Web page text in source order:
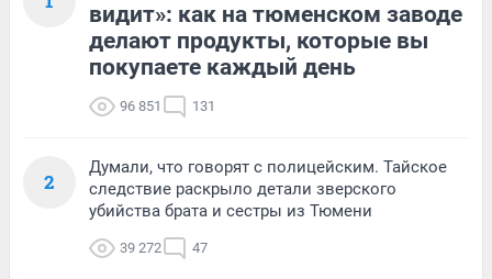
видит»: как на тюменском заводе
делают продукты, которые вы
покупаете каждый день
96 851 131
2
Думали, что говорят с полицейским. Тайское
следствие раскрыло детали зверского
убийства брата и сестры из Тюмени
39 272 47